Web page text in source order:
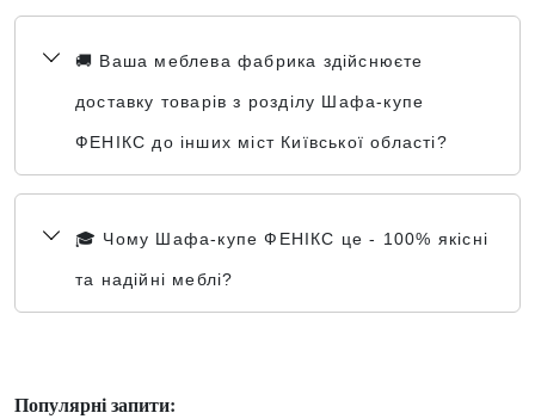
🚚 Ваша меблева фабрика здійснюєте
доставку товарів з розділу Шафа-купе
ФЕНІКС до інших міст Київської області?
🎓 Чому Шафа-купе ФЕНІКС це - 100% якісні
та надійні меблі?
Популярні запити: